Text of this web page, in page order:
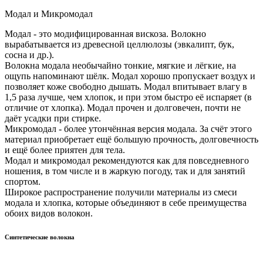
Модал и Микромодал
Модал - это модифицированная вискоза. Волокно
вырабатывается из древесной целлюлозы (эвкалипт, бук,
сосна и др.).
Волокна модала необычайно тонкие, мягкие и лёгкие, на
ощупь напоминают шёлк. Модал хорошо пропускает воздух и
позволяет коже свободно дышать. Модал впитывает влагу в
1,5 раза лучше, чем хлопок, и при этом быстро её испаряет (в
отличие от хлопка). Модал прочен и долговечен, почти не
даёт усадки при стирке.
Микромодал - более утончённая версия модала. За счёт этого
материал приобретает ещё большую прочность, долговечность
и ещё более приятен для тела.
Модал и микромодал рекомендуются как для повседневного
ношения, в том числе и в жаркую погоду, так и для занятий
спортом.
Широкое распространение получили материалы из смеси
модала и хлопка, которые объединяют в себе преимущества
обоих видов волокон.
Синтетические волокна